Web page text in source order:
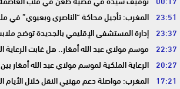
23:51 المغرب: تأجيل محاكة “الناصري وبعيوي” في
23:37 إدارة المستشفى الإقليمي بالجديدة توضح
22:37 موسم مولاي عبد الله أمغار.. هل غابت
20:27 الرعاية الملكية لموسم مولاي عبد الله أمغار
17:21 المغرب: مواصلة دعم مهنيي النقل خلال الأيام